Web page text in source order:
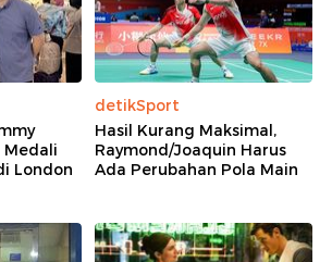
Medali
London
detikSport
Hasil Kurang Maksimal,
Raymond/Joaquin Harus
Ada Perubahan Pola Main